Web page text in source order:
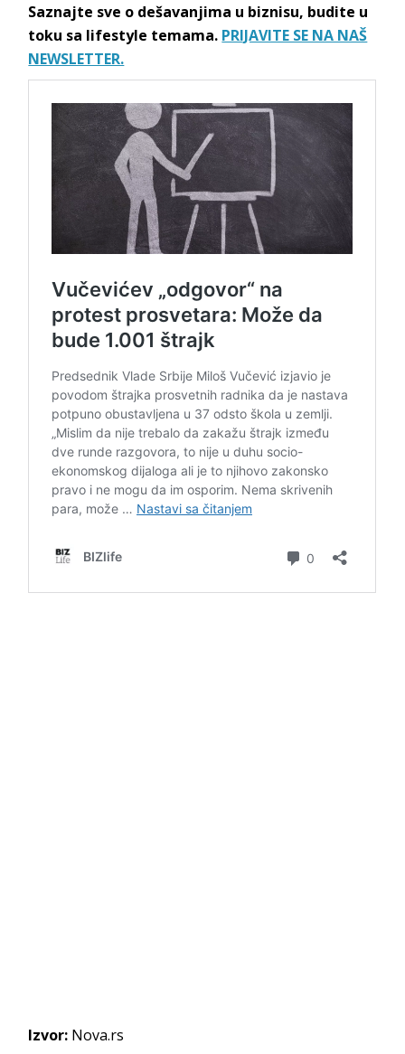
Saznajte sve o dešavanjima u biznisu, budite u
toku sa lifestyle temama. PRIJAVITE SE NA NAŠ
NEWSLETTER.
Izvor: Nova.rs